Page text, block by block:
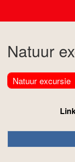
Natuur
Natuur excursie